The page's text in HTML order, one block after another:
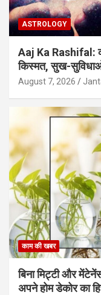
ASTROLOGY
Aaj Ka Rashifal:
किस्मत, सुख-सुविधाओं
August 7, 2026
काम की खबर
बिना मिट्टी और
अपने होम डेकोर का